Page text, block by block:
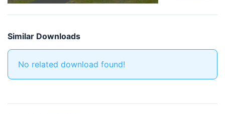
Similar Downloads
No related download found!